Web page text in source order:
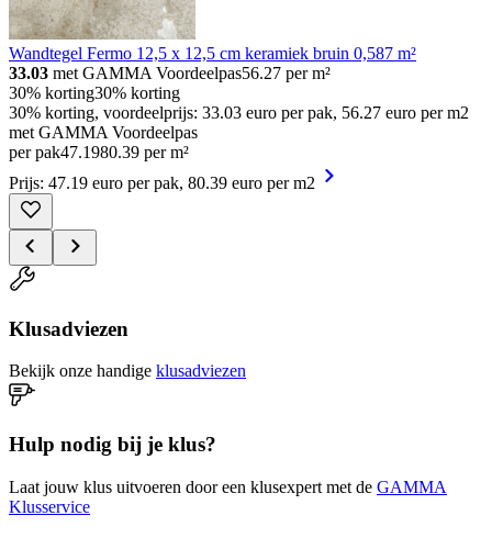
Wandtegel Fermo 12,5 x 12,5 cm keramiek bruin 0,587 m²
33.03 met GAMMA Voordeelpas56.27 per m²
30% korting30% korting
30% korting, voordeelprijs: 33.03 euro per pak, 56.27 euro per m2
met GAMMA Voordeelpas
per pak47.1980.39 per m²
Prijs: 47.19 euro per pak, 80.39 euro per m2
Klusadviezen
Bekijk onze handige klusadviezen
Hulp nodig bij je klus?
Laat jouw klus uitvoeren door een klusexpert met de GAMMA
Klusservice